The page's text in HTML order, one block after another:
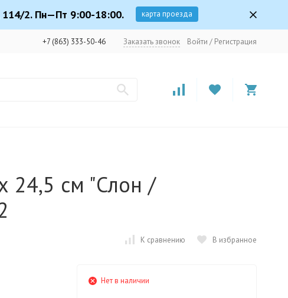
114/2. Пн—Пт 9:00-18:00. карта проезда
+7 (863) 333-50-46 Заказать звонок Войти / Регистрация
24,5 см "Слон /
К сравнению В избранное
Нет в наличии